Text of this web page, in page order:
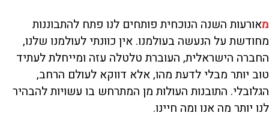
מאורעות השנה הנוכחית פותחים לנו פתח להתבוננות
מחודשת על הנעשה בעולמנו. אין כוונתי לעולמנו שלנו,
החברה הישראלית, העוברת טלטלה עזה ומייחלת לעתיד
טוב יותר מבלי לדעת מהו, אלא דווקא לעולם הרחב,
הגלובלי. התובנות העולות מן המתרחש בו עשויות להבהיר
לנו יותר מה אנו ומה חיינו.